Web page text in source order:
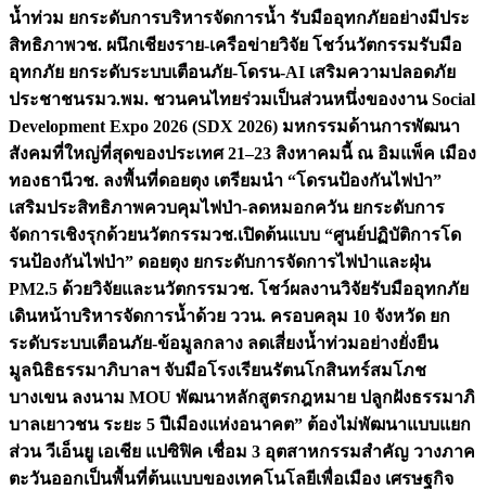
น้ำท่วม ยกระดับการบริหารจัดการน้ำ รับมืออุทกภัยอย่างมีประ
สิทธิภาพวช. ผนึกเชียงราย-เครือข่ายวิจัย โชว์นวัตกรรมรับมือ
อุทกภัย ยกระดับระบบเตือนภัย-โดรน-AI เสริมความปลอดภัย
ประชาชนรมว.พม. ชวนคนไทยร่วมเป็นส่วนหนึ่งของงาน Social
Development Expo 2026 (SDX 2026) มหกรรมด้านการพัฒนา
สังคมที่ใหญ่ที่สุดของประเทศ 21–23 สิงหาคมนี้ ณ อิมแพ็ค เมือง
ทองธานีวช. ลงพื้นที่ดอยตุง เตรียมนำ “โดรนป้องกันไฟป่า”
เสริมประสิทธิภาพควบคุมไฟป่า-ลดหมอกควัน ยกระดับการ
จัดการเชิงรุกด้วยนวัตกรรมวช.เปิดต้นแบบ “ศูนย์ปฏิบัติการโด
รนป้องกันไฟป่า” ดอยตุง ยกระดับการจัดการไฟป่าและฝุ่น
PM2.5 ด้วยวิจัยและนวัตกรรมวช. โชว์ผลงานวิจัยรับมืออุทกภัย
เดินหน้าบริหารจัดการน้ำด้วย ววน. ครอบคลุม 10 จังหวัด ยก
ระดับระบบเตือนภัย-ข้อมูลกลาง ลดเสี่ยงน้ำท่วมอย่างยั่งยืน
มูลนิธิธรรมาภิบาลฯ จับมือโรงเรียนรัตนโกสินทร์สมโภช
บางเขน ลงนาม MOU พัฒนาหลักสูตรกฎหมาย ปลูกฝังธรรมาภิ
บาลเยาวชน ระยะ 5 ปีเมืองแห่งอนาคต” ต้องไม่พัฒนาแบบแยก
ส่วน วีเอ็นยู เอเชีย แปซิฟิค เชื่อม 3 อุตสาหกรรมสำคัญ วางภาค
ตะวันออกเป็นพื้นที่ต้นแบบของเทคโนโลยีเพื่อเมือง เศรษฐกิจ